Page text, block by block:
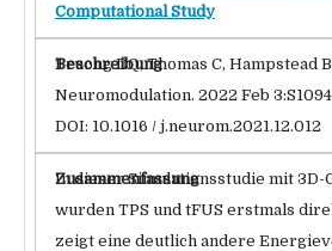
Computational Study
Truong DQ, Thomas C, Hampstead
Neuromodulation. 2022 Feb
DOI: 10.1016 / j.neurom.2021.12.012
In dieser Simulationsstudie mit 3D-
wurden TPS und tFUS erstmals
zeigt eine deutlich andere